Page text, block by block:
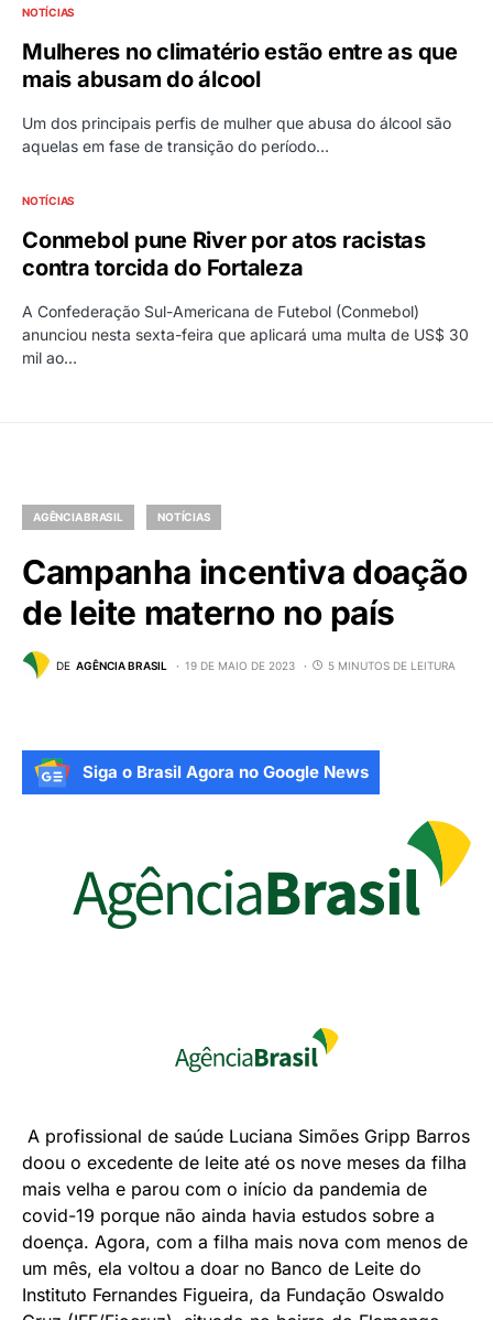
NOTÍCIAS
Mulheres no climatério estão entre as que
mais abusam do álcool
Um dos principais perfis de mulher que abusa do álcool são
aquelas em fase de transição do período…
NOTÍCIAS
Conmebol pune River por atos racistas
contra torcida do Fortaleza
A Confederação Sul-Americana de Futebol (Conmebol)
anunciou nesta sexta-feira que aplicará uma multa de US$ 30
mil ao…
AGÊNCIA BRASIL NOTÍCIAS
Campanha incentiva doação
de leite materno no país
DE AGÊNCIA BRASIL 19 DE MAIO DE 2023 5 MINUTOS DE LEITURA
Siga o Brasil Agora no Google News
A profissional de saúde Luciana Simões Gripp Barros
doou o excedente de leite até os nove meses da filha
mais velha e parou com o início da pandemia de
covid-19 porque não ainda havia estudos sobre a
doença. Agora, com a filha mais nova com menos de
um mês, ela voltou a doar no Banco de Leite do
Instituto Fernandes Figueira, da Fundação Oswaldo